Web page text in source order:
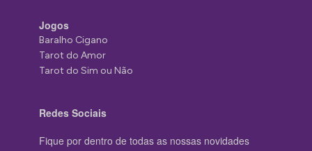
Jogos
Baralho Cigano
Tarot do Amor
Tarot do Sim ou Não
Redes Sociais
Fique por dentro de todas as nossas novidades